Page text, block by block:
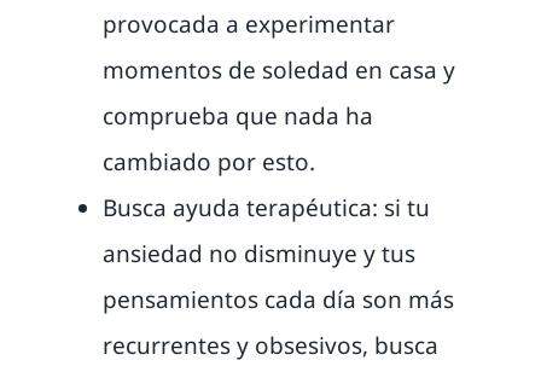
provocada a experimentar
momentos de soledad en casa y
comprueba que nada ha
cambiado por esto.
Busca ayuda terapéutica: si tu
ansiedad no disminuye y tus
pensamientos cada día son más
recurrentes y obsesivos, busca